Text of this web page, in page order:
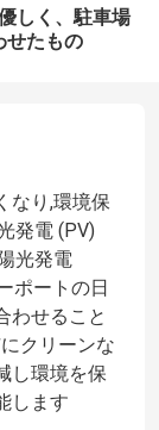
しく、駐車場
せたもの
なり,環境保
発電 (PV)
光発電
ポートの日
わせること
クリーンな
し環境を保
します